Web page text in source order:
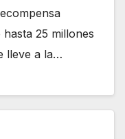
25 millones
lleve a la…